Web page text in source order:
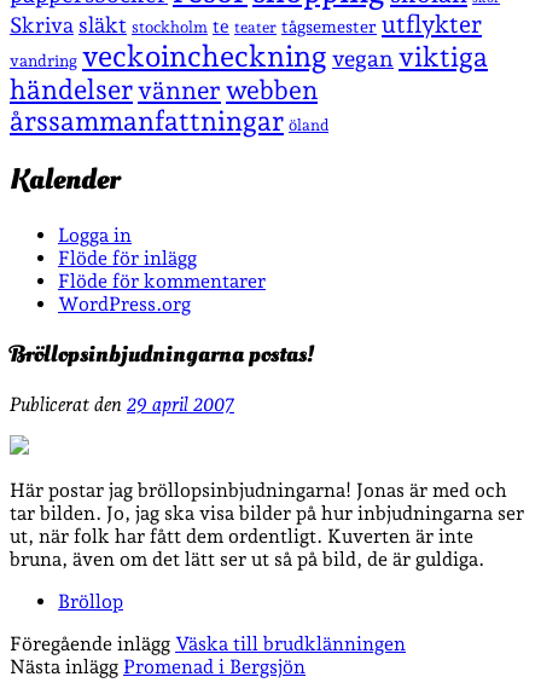
Skriva släkt stockholm te teater tågsemester utflykter
vandring veckoincheckning vegan viktiga
händelservänner webben
årssammanfattningar öland
Kalender
Logga in
Flöde för inlägg
Flöde för kommentarer
WordPress.org
Bröllopsinbjudningarna postas!
Publicerat den 29 april 2007
Här postar jag bröllopsinbjudningarna! Jonas är med och
tar bilden. Jo, jag ska visa bilder på hur inbjudningarna ser
ut, när folk har fått dem ordentligt. Kuverten är inte
bruna, även om det lätt ser ut så på bild, de är guldiga.
Bröllop
Föregående inlägg Väska till brudklänningen
Nästa inlägg Promenad i Bergsjön